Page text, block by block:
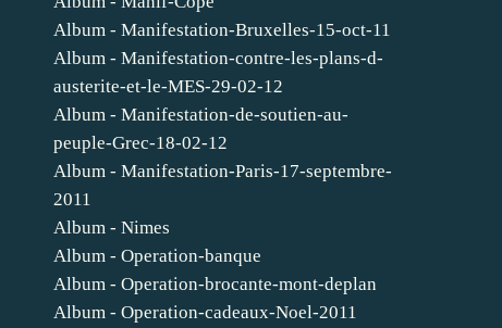
Album - Manifestation-Bruxelles-15-oct-11
Album - Manifestation-contre-les-plans-d-
austerite-et-le-MES-29-02-12
Album - Manifestation-de-soutien-au-
peuple-Grec-18-02-12
Album - Manifestation-Paris-17-septembre-
2011
Album - Nimes
Album - Operation-banque
Album - Operation-brocante-mont-deplan
Album - Operation-cadeaux-Noel-2011